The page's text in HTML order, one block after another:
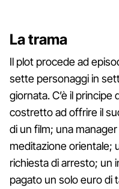
La trama
Il plot procede ad
sette personaggi in
giornata. C’è il
costretto ad offrire il
di un film; una
meditazione orientale;
richiesta di arresto; un
pagato un solo euro di